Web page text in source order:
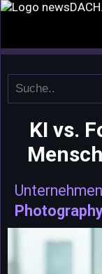
KI vs.